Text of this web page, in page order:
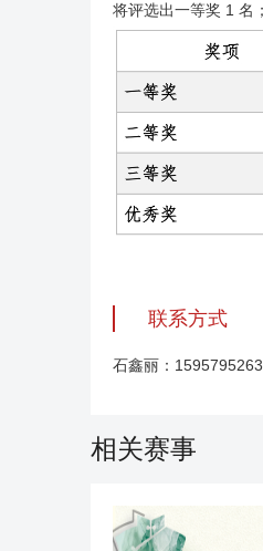
将评选出一等奖 1 名
联系方式
石鑫丽：
相关赛事